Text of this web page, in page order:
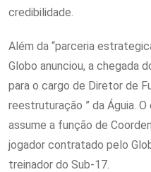
credibilidade.
Além da “parceria
Globo anunciou, a chegada
para o cargo de Diretor de
reestruturação ” da Águia.
assume a função de
jogador contratado pelo
treinador do Sub-17.